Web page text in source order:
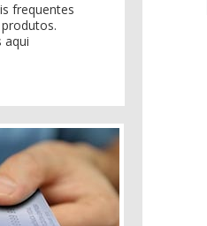
frequentes
aqui